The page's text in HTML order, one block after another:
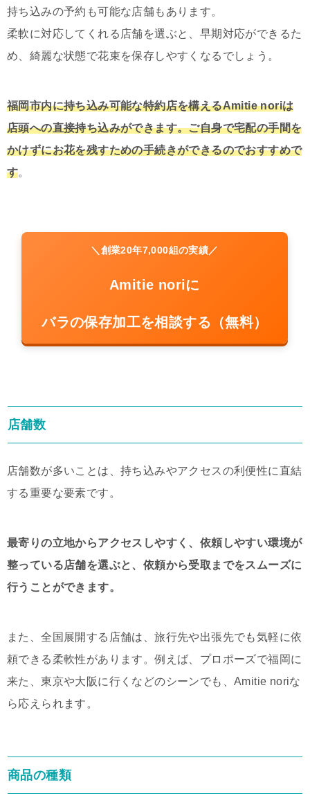
持ち込みの予約も可能な店舗もあります。
柔軟に対応してくれる店舗を選ぶと、早期対応ができるた
め、綺麗な状態で花束を保存しやすくなるでしょう。
福岡市内に持ち込み可能な特約店を構えるAmitie noriは
店頭への直接持ち込みができます。ご自身で宅配の手間を
かけずにお花を残すための手続きができるのでおすすめで
す。
＼創業20年7,000組の実績／
Amitie noriに
バラの保存加工を相談する（無料）
店舗数
店舗数が多いことは、持ち込みやアクセスの利便性に直結
する重要な要素です。
最寄りの立地からアクセスしやすく、依頼しやすい環境が
整っている店舗を選ぶと、依頼から受取までをスムーズに
行うことができます。
また、全国展開する店舗は、旅行先や出張先でも気軽に依
頼できる柔軟性があります。例えば、プロポーズで福岡に
来た、東京や大阪に行くなどのシーンでも、Amitie noriな
ら応えられます。
商品の種類